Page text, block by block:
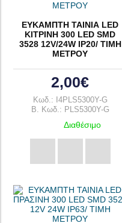
ΕΥΚΑΜΠΤΗ ΤΑΙΝΙΑ LED
ΚΙΤΡΙΝΗ 300 LED SMD
3528 12V/24W IP20/ ΤΙΜΗ
ΜΕΤΡΟΥ
2,00€
Κωδ.: I4PLS5300Y-G
B. Κωδ.: PLS5300Y-G
Διαθέσιμο